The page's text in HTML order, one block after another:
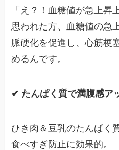
「え？！血糖値が急上昇
思われた方、血糖値の急
脈硬化を促進し、心筋梗
めるんです。
✔ たんぱく質で満腹感ア
ひき肉＆豆乳のたんぱく
食べすぎ防止に効果的。